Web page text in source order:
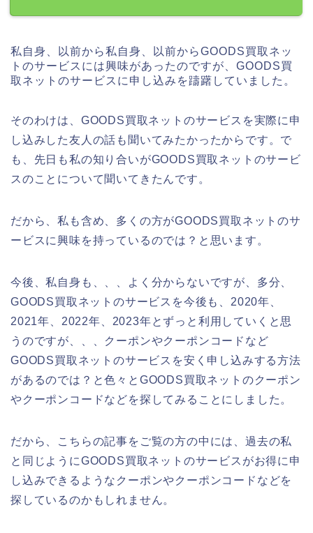
私自身、以前から私自身、以前からGOODS買取ネッ
トのサービスには興味があったのですが、GOODS買
取ネットのサービスに申し込みを躊躇していました。
そのわけは、GOODS買取ネットのサービスを実際に申
し込みした友人の話も聞いてみたかったからです。で
も、先日も私の知り合いがGOODS買取ネットのサービ
スのことについて聞いてきたんです。
だから、私も含め、多くの方がGOODS買取ネットのサ
ービスに興味を持っているのでは？と思います。
今後、私自身も、、、よく分からないですが、多分、
GOODS買取ネットのサービスを今後も、2020年、
2021年、2022年、2023年とずっと利用していくと思
うのですが、、、クーポンやクーポンコードなど
GOODS買取ネットのサービスを安く申し込みする方法
があるのでは？と色々とGOODS買取ネットのクーポン
やクーポンコードなどを探してみることにしました。
だから、こちらの記事をご覧の方の中には、過去の私
と同じようにGOODS買取ネットのサービスがお得に申
し込みできるようなクーポンやクーポンコードなどを
探しているのかもしれません。